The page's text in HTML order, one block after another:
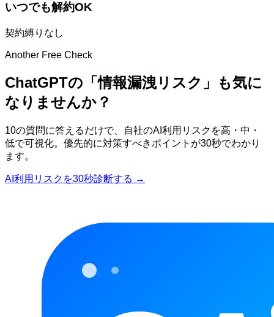
いつでも解約OK
契約縛りなし
Another Free Check
ChatGPTの「情報漏洩リスク」も気に
なりませんか？
10の質問に答えるだけで、自社のAI利用リスクを高・中・
低で可視化。優先的に対策すべきポイントが30秒でわかり
ます。
AI利用リスクを30秒診断する →